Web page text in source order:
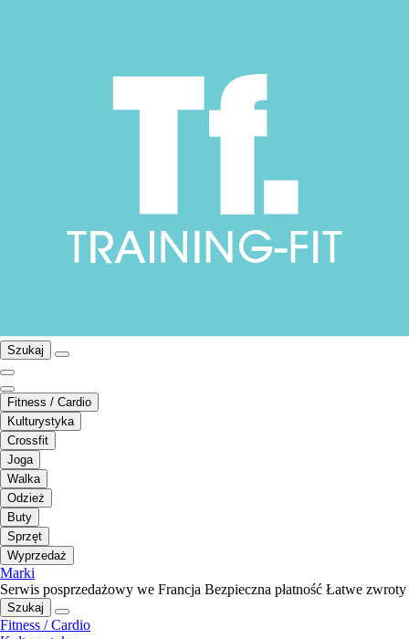
Szukaj
Fitness / Cardio
Kulturystyka
Crossfit
Joga
Walka
Odzież
Buty
Sprzęt
Wyprzedaż
Marki
Serwis posprzedażowy we Francja Bezpieczna płatność Łatwe zwroty
Szukaj
Fitness / Cardio